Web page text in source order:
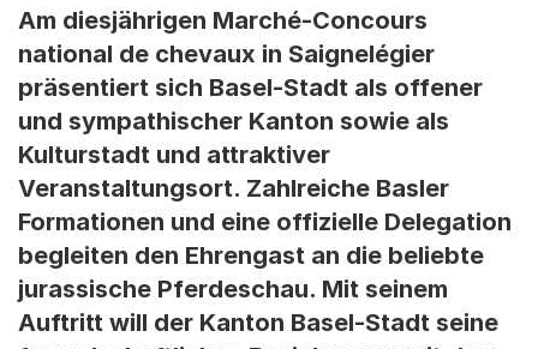
Am diesjährigen Marché-Concours
national de chevaux in Saignelégier
präsentiert sich Basel-Stadt als offener
und sympathischer Kanton sowie als
Kulturstadt und attraktiver
Veranstaltungsort. Zahlreiche Basler
Formationen und eine offizielle Delegation
begleiten den Ehrengast an die beliebte
jurassische Pferdeschau. Mit seinem
Auftritt will der Kanton Basel-Stadt seine